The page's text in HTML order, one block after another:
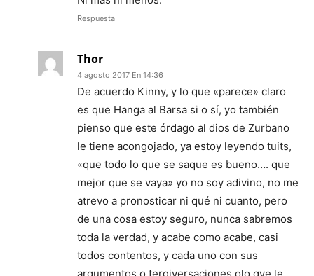
Respuesta
Thor
4 agosto 2017 En 14:36
De acuerdo Kinny, y lo que «parece» claro
es que Hanga al Barsa si o sí, yo también
pienso que este órdago al dios de Zurbano
le tiene acongojado, ya estoy leyendo tuits,
«que todo lo que se saque es bueno…. que
mejor que se vaya» yo no soy adivino, no me
atrevo a pronosticar ni qué ni cuanto, pero
de una cosa estoy seguro, nunca sabremos
toda la verdad, y acabe como acabe, casi
todos contentos, y cada uno con sus